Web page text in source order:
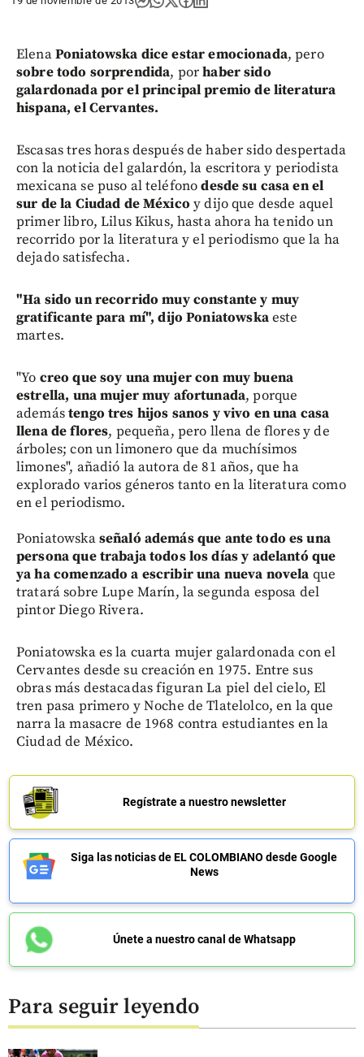
ElenaPoniatowska dice estar emocionada, pero
sobre todo sorprendida, porhaber sido
galardonada por el principal premio de literatura
hispana, el Cervantes.
Escasas tres horas después de haber sido despertada
con la noticia del galardón, la escritora y periodista
mexicana se puso al teléfonodesde su casa en el
sur de la Ciudad de México y dijo que desde aquel
primer libro, Lilus Kikus, hasta ahora ha tenido un
recorrido por la literatura y el periodismo que la ha
dejado satisfecha.
"Ha sido un recorrido muy constante y muy
gratificante para mí", dijo Poniatowskaeste
martes.
"Yo creo que soy una mujer con muy buena
estrella, una mujer muy afortunada, porque
ademástengo tres hijos sanos y vivo en una casa
llena de flores, pequeña, pero llena de flores y de
árboles; con un limonero que da muchísimos
limones", añadió la autora de 81 años, que ha
explorado varios géneros tanto en la literatura como
en el periodismo.
Poniatowskaseñaló además que ante todo es una
persona que trabaja todos los días y adelantó que
ya ha comenzado a escribir una nueva novela que
tratará sobre Lupe Marín, la segunda esposa del
pintor Diego Rivera.
Poniatowska es la cuarta mujer galardonada con el
Cervantes desde su creación en 1975. Entre sus
obras más destacadas figuran La piel del cielo, El
tren pasa primero y Noche de Tlatelolco, en la que
narra la masacre de 1968 contra estudiantes en la
Ciudad de México.
Regístrate a nuestro newsletter
Siga las noticias de EL COLOMBIANO desde Google
News
Únete a nuestro canal de Whatsapp
Para seguir leyendo